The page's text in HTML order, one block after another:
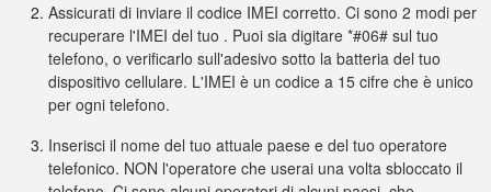
Assicurati di inviare il codice IMEI corretto. Ci sono 2 modi per
recuperare l'IMEI del tuo . Puoi sia digitare *#06# sul tuo
telefono, o verificarlo sull'adesivo sotto la batteria del tuo
dispositivo cellulare. L'IMEI è un codice a 15 cifre che è unico
per ogni telefono.
Inserisci il nome del tuo attuale paese e del tuo operatore
telefonico. NON l'operatore che userai una volta sbloccato il